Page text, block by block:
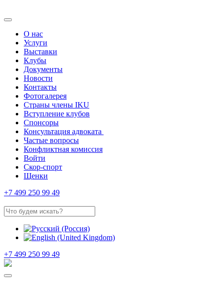
О нас
Услуги
Выставки
Клубы
Документы
Новости
Контакты
Фотогалерея
Страны члены IKU
Вступление клубов​
Спонсоры
Консультация адвоката ​
Частые вопросы
Конфликтная комиссия
Войти
Скор-спорт
Щенки
+7 499 250 99 49
+7 499 250 99 49